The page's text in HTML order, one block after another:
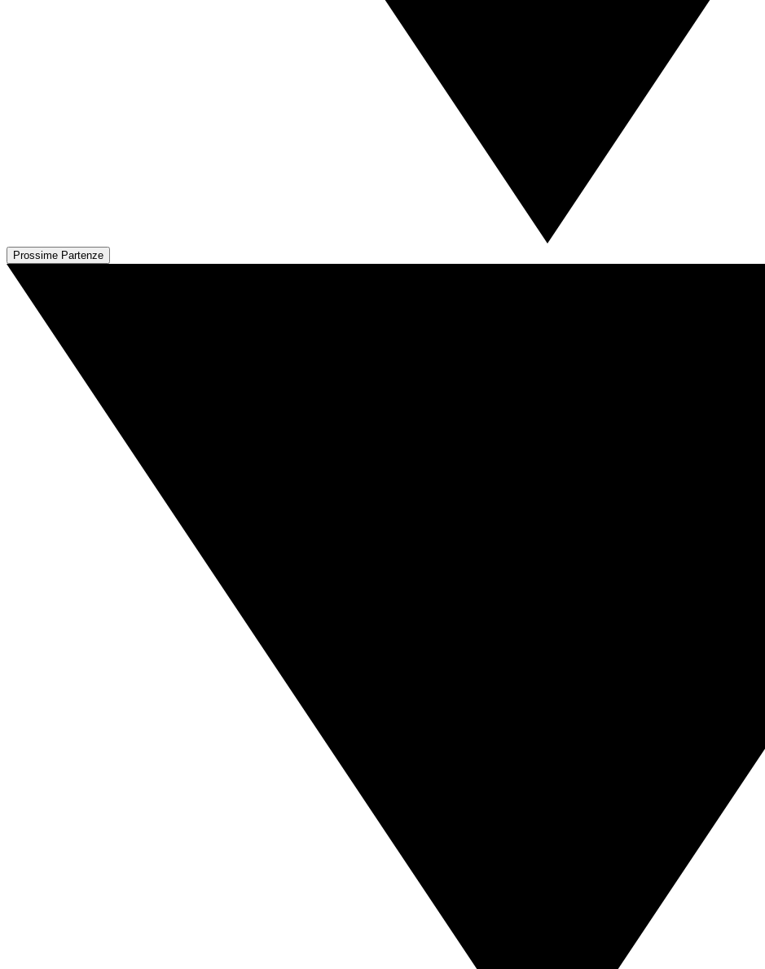
Prossime Partenze